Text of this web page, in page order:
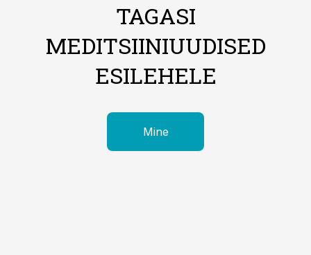
TAGASI
MEDITSIINIUUDISED
ESILEHELE
Mine